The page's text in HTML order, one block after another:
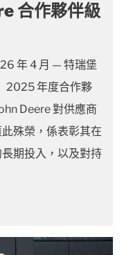
合作夥伴級
年 4 月 — 特瑞堡
2025 年度合作夥
Deere 對供應商
殊榮，係表彰其在
期投入，以及對持